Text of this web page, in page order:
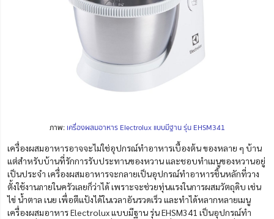
ภาพ: เครื่องผสมอาหาร Electrolux แบบมีฐาน รุ่น EHSM341
เครื่องผสมอาหารอาจจะไม่ใช่อุปกรณ์ทำอาหารเบื้องต้น ของหลาย ๆ บ้าน
แต่สำหรับบ้านที่รักการรับประทานของหวาน และชอบทำเมนูของหวานอยู่
เป็นประจำ เครื่องผสมอาหารจะกลายเป็นอุปกรณ์ทำอาหารชิ้นหลักที่วาง
ตั้งใช้งานภายในครัวเลยก็ว่าได้ เพราะจะช่วยทุ่นแรงในการผสมวัตถุดิบ เช่น
ไข่ น้ำตาล เนย เพื่อตีแป้งได้ในเวลาอันรวดเร็ว และทำได้หลากหลายเมนู
เครื่องผสมอาหาร Electrolux แบบมีฐาน รุ่น EHSM341 เป็นอุปกรณ์ทำ